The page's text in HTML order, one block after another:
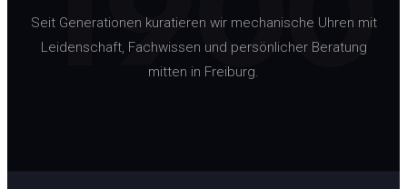
Seit Generationen kuratieren wir mechanische Uhren mit
Leidenschaft, Fachwissen und persönlicher Beratung
mitten in Freiburg.